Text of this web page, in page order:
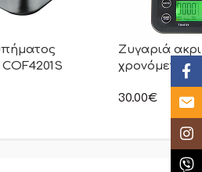
Ζυγαριά
χρονόμετρο
30.00€ Email